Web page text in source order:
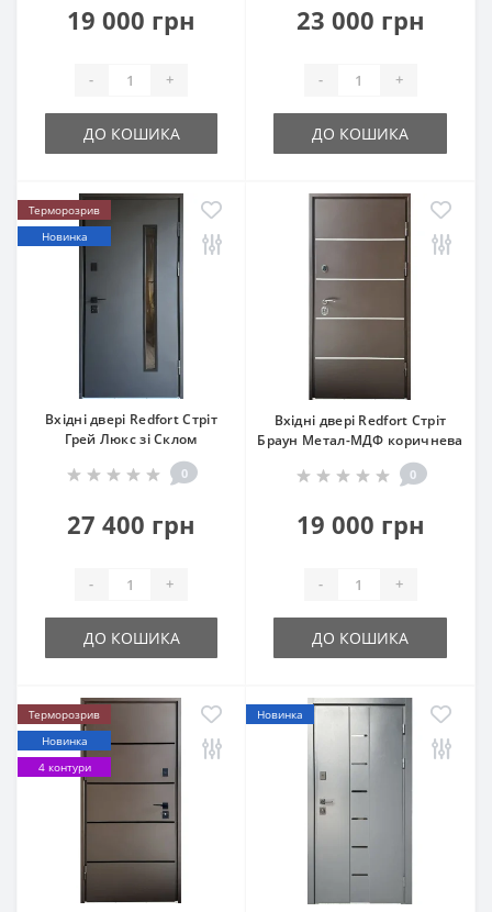
19 000 грн
- +
ДО КОШИКА
23 000 грн
- +
ДО КОШИКА
Терморозрив
Новинка
Вхідні двері Redfort Стріт
Грей Люкс зі Склом
0
27 400 грн
- +
ДО КОШИКА
Вхідні двері Redfort Стріт
Браун Метал-МДФ коричнева
0
19 000 грн
- +
ДО КОШИКА
Терморозрив
Новинка
4 контури
Новинка